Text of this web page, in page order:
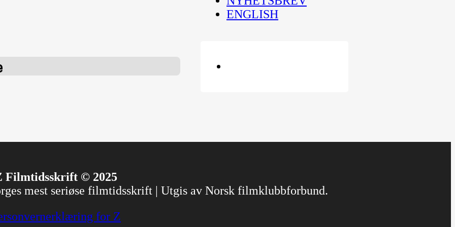
ENGLISH
Filmtidsskrift © 2025
mest seriøse filmtidsskrift | Utgis av Norsk filmklubbforbund.
for Z